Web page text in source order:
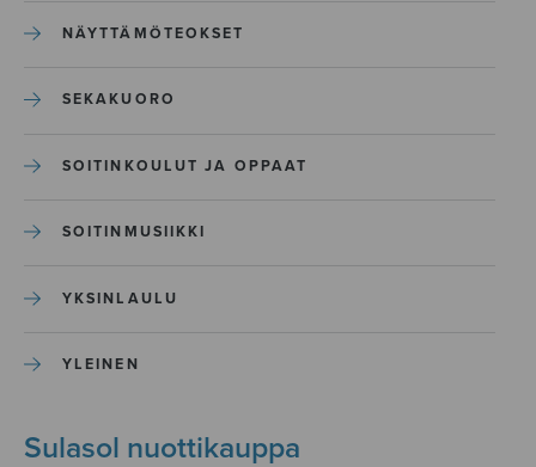
NÄYTTÄMÖTEOKSET
SEKAKUORO
SOITINKOULUT JA OPPAAT
SOITINMUSIIKKI
YKSINLAULU
YLEINEN
Sulasol nuottikauppa